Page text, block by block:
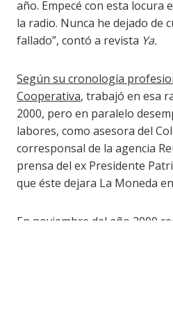
año. Empecé con esta locura
la radio. Nunca he dejado de
fallado”, contó a revista Ya.
Según su cronología
Cooperativa, trabajó en esa
2000, pero en paralelo
labores, como asesora del
corresponsal de la agencia
prensa del ex Presidente
que éste dejara La Moneda
En noviembre del año 2000